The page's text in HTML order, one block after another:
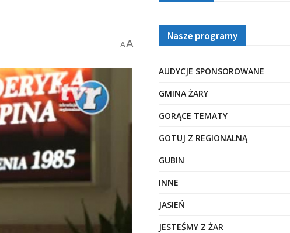
AA
Nasze programy
AUDYCJE SPONSOROWANE
GMINA ŻARY
GORĄCE TEMATY
GOTUJ Z REGIONALNĄ
GUBIN
INNE
JASIEŃ
JESTEŚMY Z ŻAR